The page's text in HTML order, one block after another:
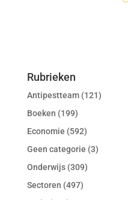
Rubrieken
Antipestteam(121)
Boeken (199)
Economie (592)
Geen categorie (3)
Onderwijs(309)
Sectoren (497)